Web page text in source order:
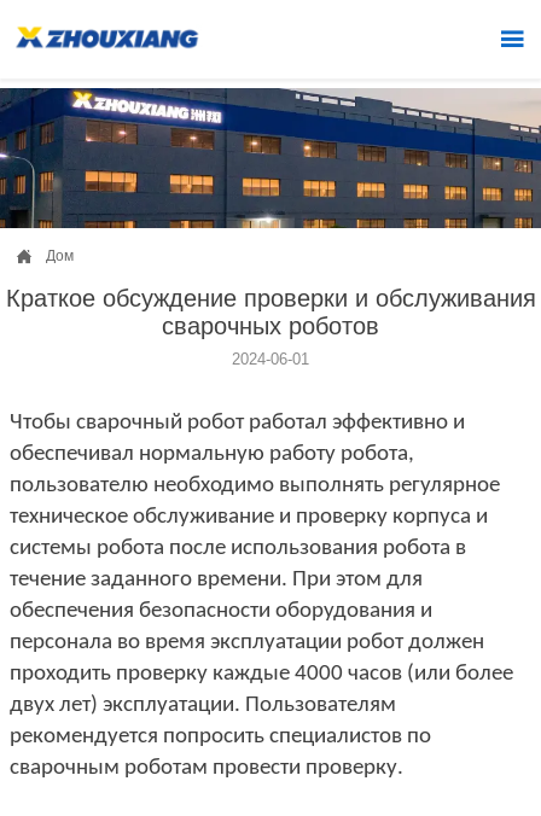

 Дом
Краткое обсуждение проверки и обслуживания
сварочных роботов
2024-06-01
Чтобы сварочный робот работал эффективно и
обеспечивал нормальную работу робота,
пользователю необходимо выполнять регулярное
техническое обслуживание и проверку корпуса и
системы робота после использования робота в
течение заданного времени. При этом для
обеспечения безопасности оборудования и
персонала во время эксплуатации робот должен
проходить проверку каждые 4000 часов (или более
двух лет) эксплуатации. Пользователям
рекомендуется попросить специалистов по
сварочным роботам провести проверку.